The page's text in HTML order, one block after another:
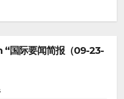
国际要闻简报（09-23-